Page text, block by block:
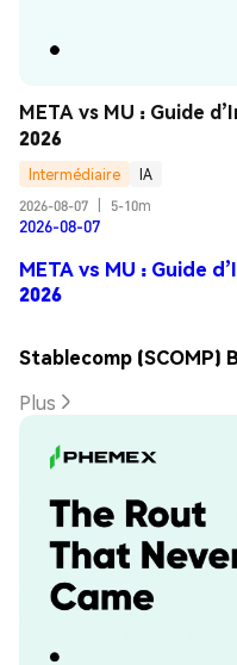
META vs MU : Guide
2026
Intermédiaire
IA
2026-08-07
5-10m
2026-08-07
META vs MU : Guide
2026
Stablecomp (SCOMP)
Plus